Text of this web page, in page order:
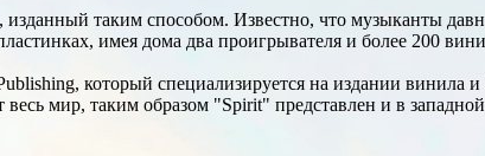
таким способом. Известно, что музыканты
имея дома два проигрывателя и более 200
который специализируется на издании винила
весь мир, таким образом "Spirit" представлен и в